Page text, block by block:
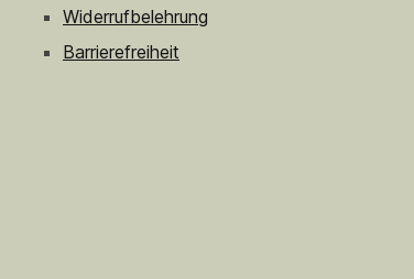
Widerrufbelehrung
Barrierefreiheit